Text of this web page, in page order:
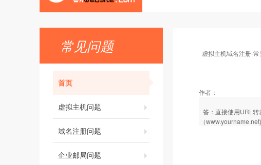
常见问题
首页
虚拟主机问题
域名注册问题
企业邮局问题
虚拟主机域名注册-常
作者：
答：直接使用URL
（